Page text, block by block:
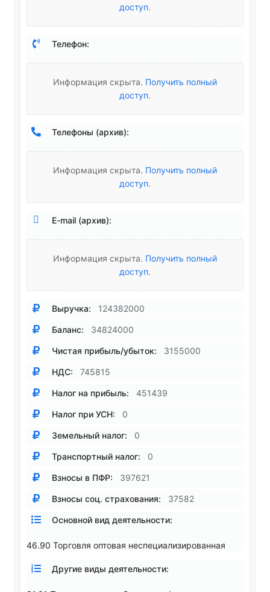
доступ.
Телефон:
Информация скрыта. Получить полный
доступ.
Телефоны (архив):
Информация скрыта. Получить полный
доступ.
E-mail (архив):
Информация скрыта. Получить полный
доступ.
Выручка: 124382000
Баланс: 34824000
Чистая прибыль/убыток: 3155000
НДС: 745815
Налог на прибыль: 451439
Налог при УСН: 0
Земельный налог: 0
Транспортный налог: 0
Взносы в ПФР: 397621
Взносы соц. страхования: 37582
Основной вид деятельности:
46.90 Торговля оптовая неспециализированная
Другие виды деятельности: